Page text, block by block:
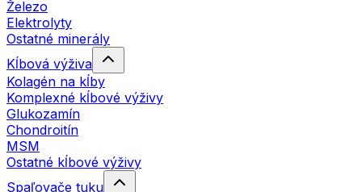
Železo
Elektrolyty
Ostatné minerály
Kĺbová výživa
Kolagén na kĺby
Komplexné kĺbové výživy
Glukozamín
Chondroitín
MSM
Ostatné kĺbové výživy
Spaľovače tuku